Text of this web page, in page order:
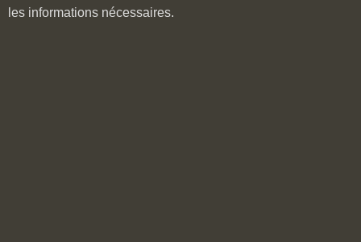
les informations nécessaires.